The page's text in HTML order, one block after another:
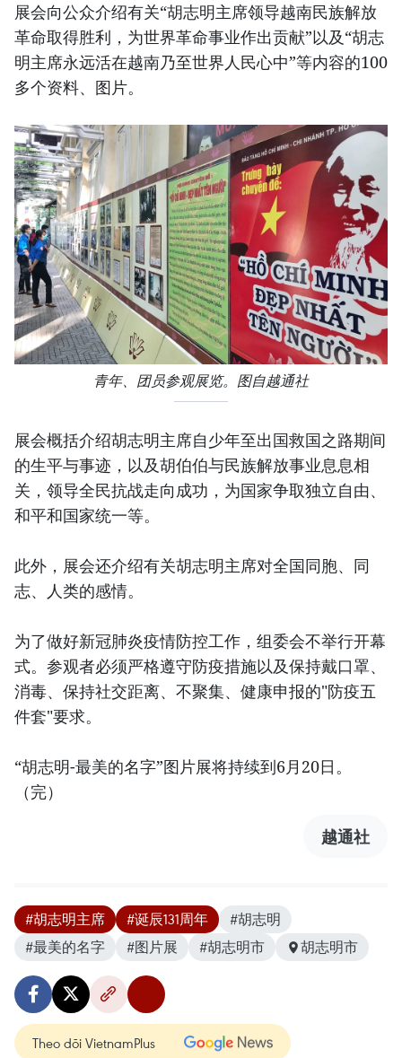
展会向公众介绍有关“胡志明主席领导越南民族解放
革命取得胜利，为世界革命事业作出贡献”以及“胡志
明主席永远活在越南乃至世界人民心中”等内容的100
多个资料、图片。
青年、团员参观展览。图自越通社
展会概括介绍胡志明主席自少年至出国救国之路期间
的生平与事迹，以及胡伯伯与民族解放事业息息相
关，领导全民抗战走向成功，为国家争取独立自由、
和平和国家统一等。
此外，展会还介绍有关胡志明主席对全国同胞、同
志、人类的感情。
为了做好新冠肺炎疫情防控工作，组委会不举行开幕
式。参观者必须严格遵守防疫措施以及保持戴口罩、
消毒、保持社交距离、不聚集、健康申报的"防疫五
件套"要求。
“胡志明-最美的名字”图片展将持续到6月20日。
（完）
越通社
#胡志明主席 #诞辰131周年
#胡志明
#最美的名字
#图片展 #胡志明市 胡志明市
Theo dõi VietnamPlus